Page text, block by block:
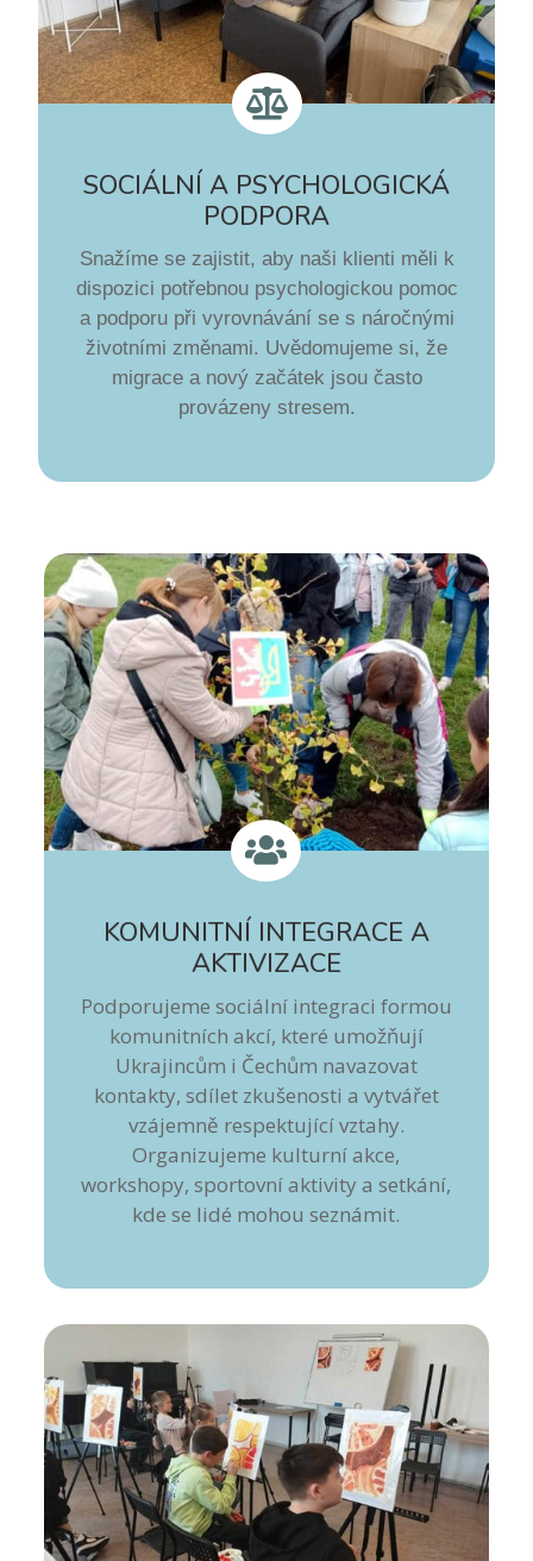

SOCIÁLNÍ A PSYCHOLOGICKÁ
PODPORA
Snažíme se zajistit, aby naši klienti měli k
dispozici potřebnou psychologickou pomoc
a podporu při vyrovnávání se s náročnými
životními změnami. Uvědomujeme si, že
migrace a nový začátek jsou často
provázeny stresem.

KOMUNITNÍ INTEGRACE A
AKTIVIZACE
Podporujeme sociální integraci formou
komunitních akcí, které umožňují
Ukrajincům i Čechům navazovat
kontakty, sdílet zkušenosti a vytvářet
vzájemně respektující vztahy.
Organizujeme kulturní akce,
workshopy, sportovní aktivity a setkání,
kde se lidé mohou seznámit.